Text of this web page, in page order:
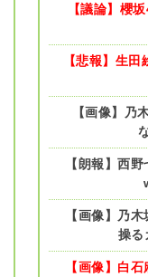
【議論】櫻
【悲報】生
【画像】乃
【朗報】西
【画像】乃
操
【画像】白